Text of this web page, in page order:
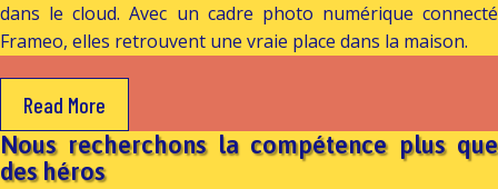
dans le cloud. Avec un cadre photo numérique connecté
Frameo, elles retrouvent une vraie place dans la maison.
Read More
Nous recherchons la compétence plus que
des héros